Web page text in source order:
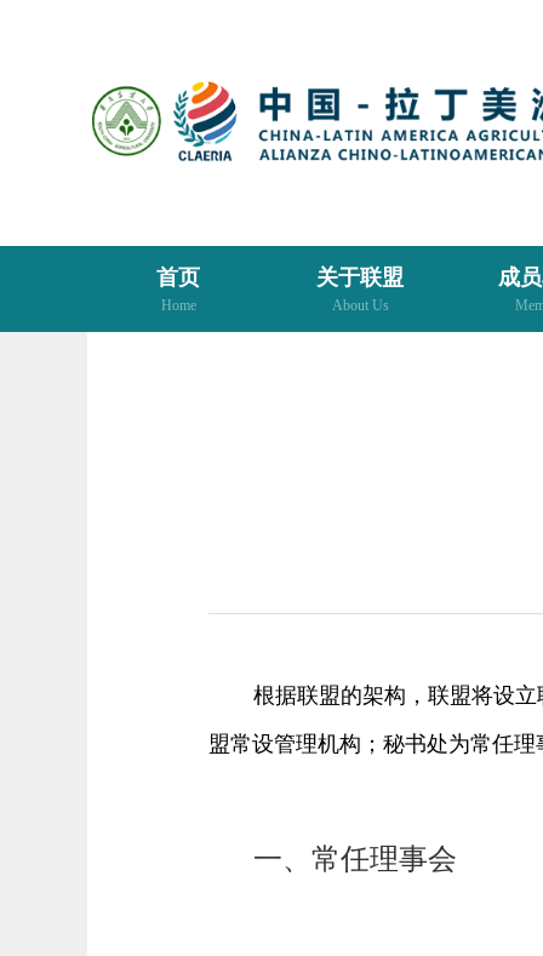
首页
Home
关于联盟
About Us
成
根据联盟的架构，联盟将设
盟常设管理机构；秘书处为常任理
一、 常任理事会